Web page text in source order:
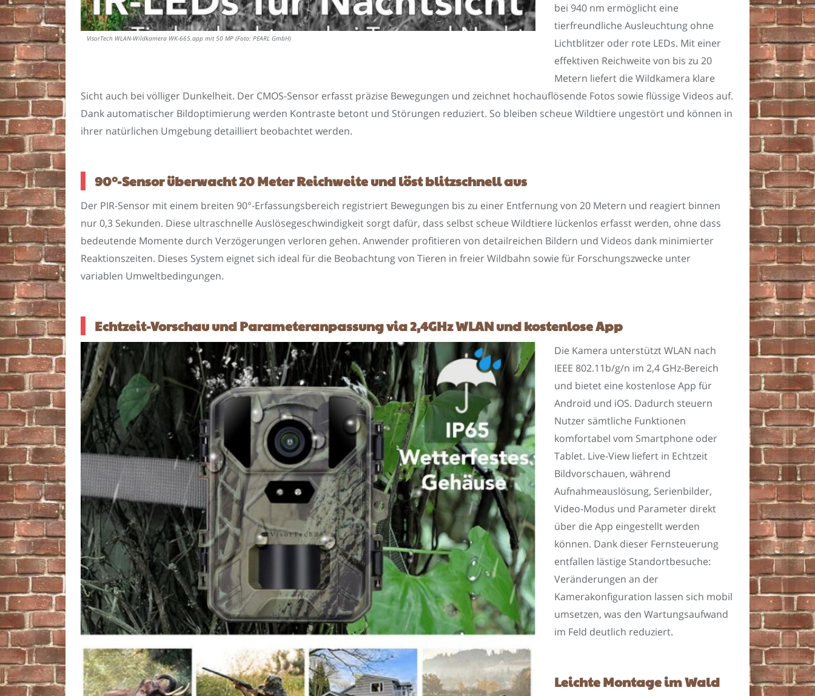
VisorTech WLAN-Wildkamera WK-665.app mit 50 MP (Foto: PEARL GmbH)
bei 940 nm ermöglicht eine
tierfreundliche Ausleuchtung ohne
Lichtblitzer oder rote LEDs. Mit einer
effektiven Reichweite von bis zu 20
Metern liefert die Wildkamera klare
Sicht auch bei völliger Dunkelheit. Der CMOS-Sensor erfasst präzise Bewegungen und zeichnet hochauflösende Fotos sowie flüssige Videos auf.
Dank automatischer Bildoptimierung werden Kontraste betont und Störungen reduziert. So bleiben scheue Wildtiere ungestört und können in
ihrer natürlichen Umgebung detailliert beobachtet werden.
90°-Sensor überwacht 20 Meter Reichweite und löst blitzschnell aus
Der PIR-Sensor mit einem breiten 90°-Erfassungsbereich registriert Bewegungen bis zu einer Entfernung von 20 Metern und reagiert binnen
nur 0,3 Sekunden. Diese ultraschnelle Auslösegeschwindigkeit sorgt dafür, dass selbst scheue Wildtiere lückenlos erfasst werden, ohne dass
bedeutende Momente durch Verzögerungen verloren gehen. Anwender profitieren von detailreichen Bildern und Videos dank minimierter
Reaktionszeiten. Dieses System eignet sich ideal für die Beobachtung von Tieren in freier Wildbahn sowie für Forschungszwecke unter
variablen Umweltbedingungen.
Echtzeit-Vorschau und Parameteranpassung via 2,4GHz WLAN und kostenlose App
Die Kamera unterstützt WLAN nach
IEEE 802.11b/g/n im 2,4 GHz-Bereich
und bietet eine kostenlose App für
Android und iOS. Dadurch steuern
Nutzer sämtliche Funktionen
komfortabel vom Smartphone oder
Tablet. Live-View liefert in Echtzeit
Bildvorschauen, während
Aufnahmeauslösung, Serienbilder,
Video-Modus und Parameter direkt
über die App eingestellt werden
können. Dank dieser Fernsteuerung
entfallen lästige Standortbesuche:
Veränderungen an der
Kamerakonfiguration lassen sich mobil
umsetzen, was den Wartungsaufwand
im Feld deutlich reduziert.
Leichte Montage im Wald